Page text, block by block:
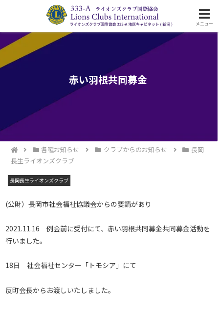
ライオンズクラブ国際協会333-A地区の活動
赤い羽根共同募金
各種お知らせ クラブからのお知らせ
長岡
長生ライオンズクラブ
長岡長生ライオンズクラブ
(公財）長岡市社会福祉協議会からの要請があり
2021.11.16 例会前に受付にて、赤い羽根共同募金共同募金活動を
行いました。
18日 社会福祉センター「トモシア」にて
反町会長からお渡しいたしました。
メニュー